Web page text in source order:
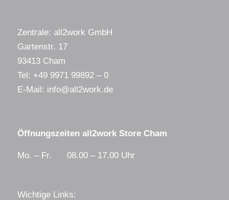
Zentrale: all2work GmbH
Gartenstr. 17
93413 Cham
Tel: +49 9971 99892 – 0
E-Mail: info@all2work.de
Öffnungszeiten all2work Store Cham
Mo. – Fr. 08.00 – 17.00 Uhr
Wichtige Links: